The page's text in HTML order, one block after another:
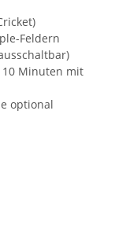
Feldern
10 Minuten mit
optional